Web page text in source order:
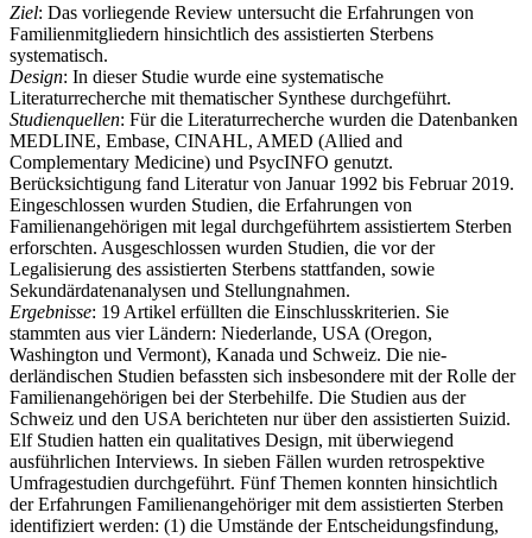
Ziel: Das vorliegende Review untersucht die Erfahrungen von
Familienmitgliedern hinsichtlich des assistierten Sterbens
systematisch.
Design: In dieser Studie wurde eine systematische
Literaturrecherche mit thematischer Synthese durchgeführt.
Studienquellen: Für die Literaturrecherche wurden die Datenbanken
MEDLINE, Embase, CINAHL, AMED (Allied and
Complementary Medicine) und PsycINFO genutzt.
Berücksichtigung fand Literatur von Januar 1992 bis Februar 2019.
Eingeschlossen wurden Studien, die Erfahrungen von
Familienangehörigen mit legal durchgeführtem assistiertem Sterben
erforschten. Ausgeschlossen wurden Studien, die vor der
Legalisierung des assistierten Sterbens stattfanden, sowie
Sekundärdatenanalysen und Stellungnahmen.
Ergebnisse: 19 Artikel erfüllten die Einschlusskriterien. Sie
stammten aus vier Ländern: Niederlande, USA (Oregon,
Washington und Vermont), Kanada und Schweiz. Die nie­
derländischen Studien befassten sich insbesondere mit der Rolle der
Familienangehö­rigen bei der Sterbehilfe. Die Studien aus der
Schweiz und den USA berichteten nur über den assistierten Suizid.
Elf Studien hatten ein qualitatives Design, mit überwiegend
ausführlichen Interviews. In sieben Fällen wurden retrospektive
Umfragestudien durchgeführt. Fünf Themen konnten hinsichtlich
der Erfahrungen Familienangehöriger mit dem assistierten Sterben
identifiziert werden: (1) die Umstände der Entscheidungsfindung,